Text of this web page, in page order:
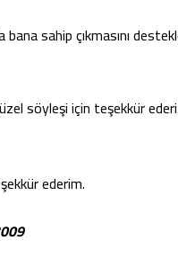
bana sahip çıkmasını
söyleşi için teşekkür
ederim.